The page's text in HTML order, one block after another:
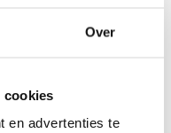
Over
cookies
en advertenties te